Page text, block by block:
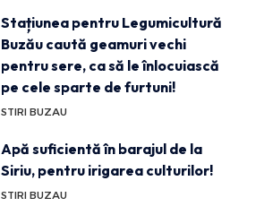
Stațiunea pentru Legumicultură
Buzău caută geamuri vechi
pentru sere, ca să le înlocuiască
pe cele sparte de furtuni!
STIRI BUZAU
Apă suficientă în barajul de la
Siriu, pentru irigarea culturilor!
STIRI BUZAU